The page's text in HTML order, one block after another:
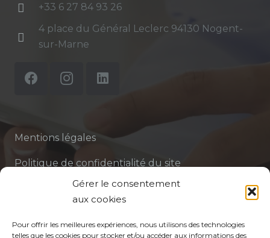
Gérer le consentement
aux cookies
Pour offrir les meilleures expériences, nous utilisons des technologies
telles que les cookies pour stocker et/ou accéder aux informations des
+33 6 27 84 93 26
4 place du Général Leclerc 94130 Nogent-
sur-Marne
Mentions légales
Politique de confidentialité du site
Politique de protection des données de la CPTS